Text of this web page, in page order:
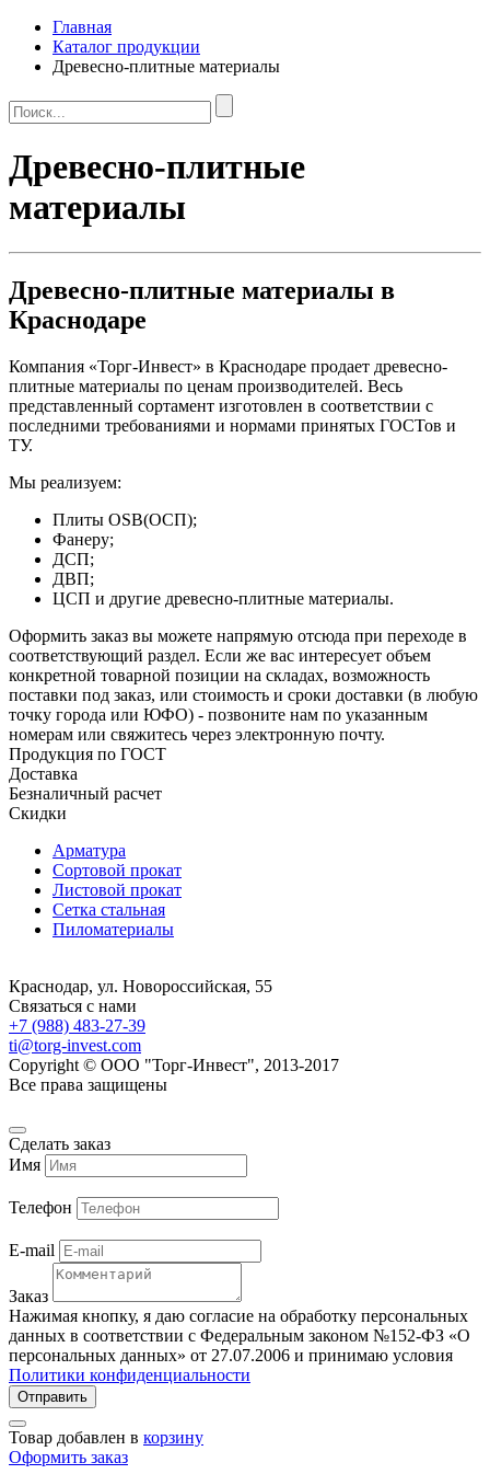
Главная
Каталог продукции
Древесно-плитные материалы
Древесно-плитные
материалы
Древесно-плитные материалы в
Краснодаре
Компания «Торг-Инвест» в Краснодаре продает древесно-
плитные материалы по ценам производителей. Весь
представленный сортамент изготовлен в соответствии с
последними требованиями и нормами принятых ГОСТов и
ТУ.
Мы реализуем:
Плиты OSB(ОСП);
Фанеру;
ДСП;
ДВП;
ЦСП и другие древесно-плитные материалы.
Оформить заказ вы можете напрямую отсюда при переходе в
соответствующий раздел. Если же вас интересует объем
конкретной товарной позиции на складах, возможность
поставки под заказ, или стоимость и сроки доставки (в любую
точку города или ЮФО) - позвоните нам по указанным
номерам или свяжитесь через электронную почту.
Продукция по ГОСТ
Доставка
Безналичный расчет
Скидки
Арматура
Сортовой прокат
Листовой прокат
Сетка стальная
Пиломатериалы
Краснодар, ул. Новороссийская, 55
Связаться с нами
+7 (988) 483-27-39
ti@torg-invest.com
Copyright © ООО "Торг-Инвест", 2013-2017
Все права защищены
Сделать заказ
Имя
Телефон
E-mail
Заказ
Нажимая кнопку, я даю согласие на обработку персональных
данных в соответствии с Федеральным законом №152-ФЗ «О
персональных данных» от 27.07.2006 и принимаю условия
Политики конфиденциальности
Товар добавлен в корзину
Оформить заказ